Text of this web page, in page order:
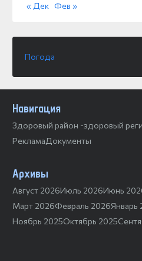
« Дек Фев »
Погода
Навигация
Здоровый район -здоровый
РекламаДокументы
Архивы
Август 2026Июль 2026Июнь
Март 2026Февраль 2026Январь
Ноябрь 2025Октябрь 2025